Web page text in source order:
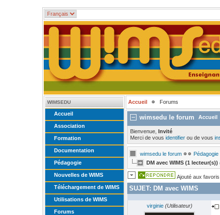
WIMSEDU
Accueil
Association
Formation
Documentation
Pédagogie
Nouvelles de WIMS
Téléchargement de WIMS
Utilisations de WIMS
Forums
Accueil Forums
wimsedu le forum Accueil
Bienvenue, Invité
Merci de vous identifier ou de vous
wimsedu le forum
Pédagogie
DM avec WIMS (1 lecteur(s))
Ajouté aux
SUJET: DM avec WIMS
virginie (Utilisateur)